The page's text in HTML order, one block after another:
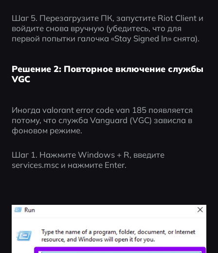
Шаг 5. Перезагрузите ПК, запустите Riot Client и
войдите снова вручную (убедитесь, что для
первой попытки галочка «Stay Signed In» снята).
Решение 2: Повторное включение службы
VGC
Иногда valorant error code van 185 появляется
потому, что служба Vanguard (VGC) зависла в
фоновом режиме.
Шаг 1. Нажмите Windows + R, введите
services.msc и нажмите Enter.